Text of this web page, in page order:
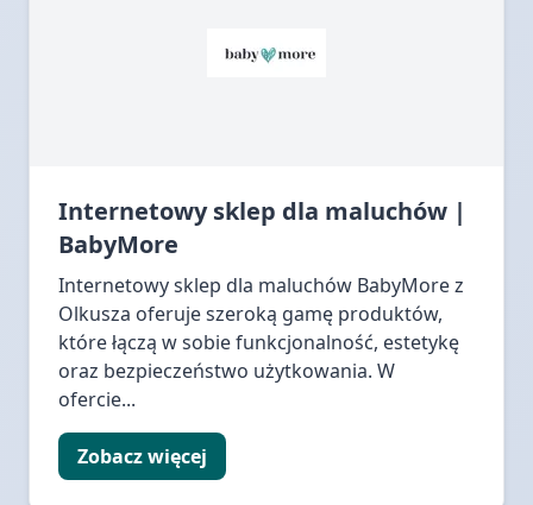
Internetowy sklep dla maluchów |
BabyMore
Internetowy sklep dla maluchów BabyMore z
Olkusza oferuje szeroką gamę produktów,
które łączą w sobie funkcjonalność, estetykę
oraz bezpieczeństwo użytkowania. W
ofercie...
Zobacz więcej